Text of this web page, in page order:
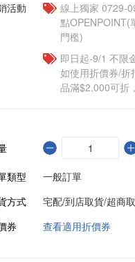
活動
線上獨家 0729-
點OPENPOINT(
門檻)
即日起-9/1 不限
如使用折價券/折
品滿$2,000可折
類型
一般訂單
方式
宅配/到店取貨/超商
券
查看適用折價券